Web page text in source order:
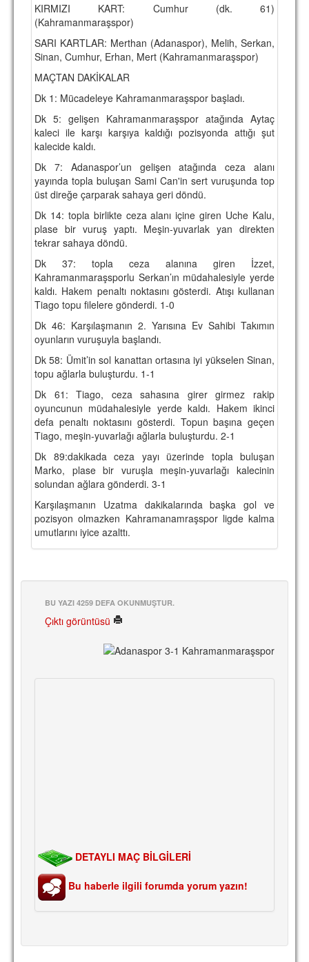
TARİHÇE
TARİHİ BAŞARILAR
BASINDAN
KUPA MAÇLARI
ESKi BAŞKANLAR
HAKKIMIZDA
MİSYON
HAKKIMIZDA
İRTİBAT
SİTE İSTATİSTİKLERİ
REKLAM YAYINI
KIRMIZI KART: Cumhur (dk. 61)
(Kahramanmaraşspor)
SARI KARTLAR: Merthan (Adanaspor), Melih, Serkan,
Sinan, Cumhur, Erhan, Mert (Kahramanmaraşspor)
MAÇTAN DAKİKALAR
Dk 1: Mücadeleye Kahramanmaraşspor başladı.
Dk 5: gelişen Kahramanmaraşspor atağında Aytaç
kaleci ile karşı karşıya kaldığı pozisyonda attığı şut
kalecide kaldı.
Dk 7: Adanaspor’un gelişen atağında ceza alanı
yayında topla buluşan Sami Can'in sert vuruşunda top
üst direğe çarparak sahaya geri döndü.
Dk 14: topla birlikte ceza alanı içine giren Uche Kalu,
plase bir vuruş yaptı. Meşin-yuvarlak yan direkten
tekrar sahaya döndü.
Dk 37: topla ceza alanına giren İzzet,
Kahramanmaraşsporlu Serkan’ın müdahalesiyle yerde
kaldı. Hakem penaltı noktasını gösterdi. Atışı kullanan
Tiago topu filelere gönderdi. 1-0
Dk 46: Karşılaşmanın 2. Yarısına Ev Sahibi Takımın
oyunların vuruşuyla başlandı.
Dk 58: Ümit’in sol kanattan ortasına iyi yükselen Sinan,
topu ağlarla buluşturdu. 1-1
Dk 61: Tiago, ceza sahasına girer girmez rakip
oyuncunun müdahalesiyle yerde kaldı. Hakem ikinci
defa penaltı noktasını gösterdi. Topun başına geçen
Tiago, meşin-yuvarlağı ağlarla buluşturdu. 2-1
Dk 89:dakikada ceza yayı üzerinde topla buluşan
Marko, plase bir vuruşla meşin-yuvarlağı kalecinin
solundan ağlara gönderdi. 3-1
Karşılaşmanın Uzatma dakikalarında başka gol ve
pozisyon olmazken Kahramanamraşspor ligde kalma
umutlarını iyice azalttı.
BU YAZI 4259 DEFA OKUNMUŞTUR.
Çıktı görüntüsü
DETAYLI MAÇ BİLGİLERİ
Bu haberle ilgili forumda yorum yazın!